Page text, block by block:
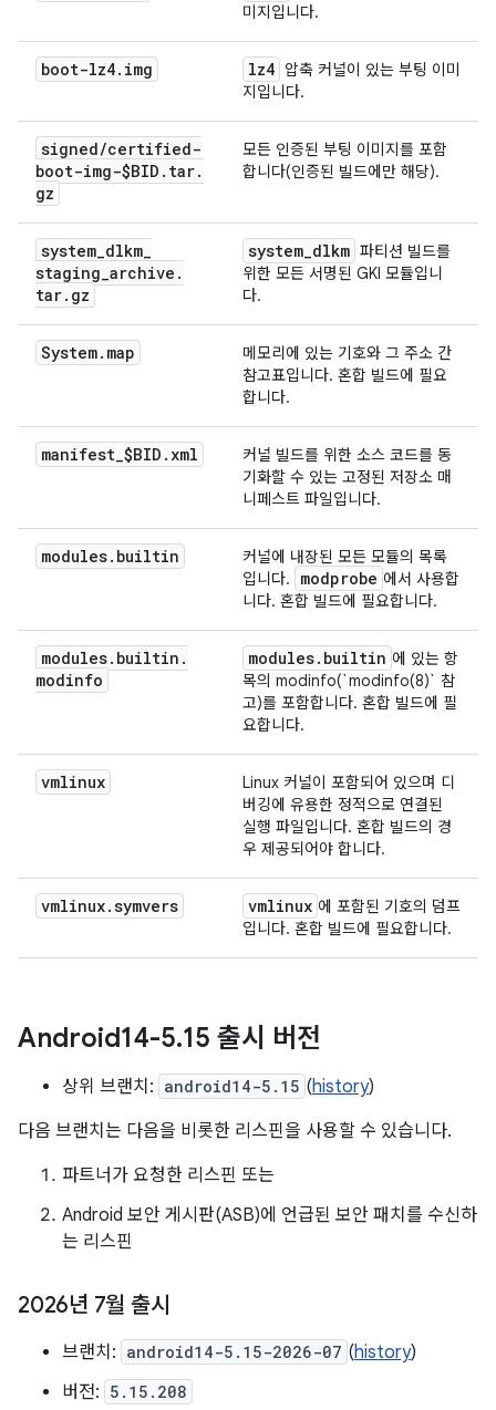
미지입니다.
boot-lz4. img lz4 압축 커널이 있는 부팅 이미
지입니다.
signed/certified-
boot-img-$BID . tar.
gz
모든 인증된 부팅 이미지를 포함
합니다(인증된 빌드에만 해당).
system_dlkm_
staging_archive .
tar. gz
system_dlkm 파티션 빌드를
위한 모든 서명된 GKI 모듈입니
다.
System. map
메모리에 있는 기호와 그 주소 간
참고표입니다. 혼합 빌드에 필요
합니다.
manifest_$BID . xml
커널 빌드를 위한 소스 코드를 동
기화할 수 있는 고정된 저장소 매
니페스트 파일입니다.
modules. builtin
커널에 내장된 모든 모듈의 목록
입니다.
modprobe 에서 사용합
니다. 혼합 빌드에 필요합니다.
modules. builtin .
modinfo
modules. builtin 에 있는 항
목의 modinfo(`modinfo(8)` 참
고)를 포함합니다. 혼합 빌드에 필
요합니다.
vmlinux
Linux 커널이 포함되어 있으며 디
버깅에 유용한 정적으로 연결된
실행 파일입니다. 혼합 빌드의 경
우 제공되어야 합니다.
vmlinux.symvers vmlinux 에 포함된 기호의 덤프
입니다. 혼합 빌드에 필요합니다.
Android14-5.15 출시 버전
상위 브랜치: android14-5.15 (history)
다음 브랜치는 다음을 비롯한 리스핀을 사용할 수 있습니다.
파트너가 요청한 리스핀 또는
Android 보안 게시판(ASB)에 언급된 보안 패치를 수신하
는 리스핀
2026년 7월 출시
브랜치: android14-5.15-2026-07 (history)
버전: 5.15.208